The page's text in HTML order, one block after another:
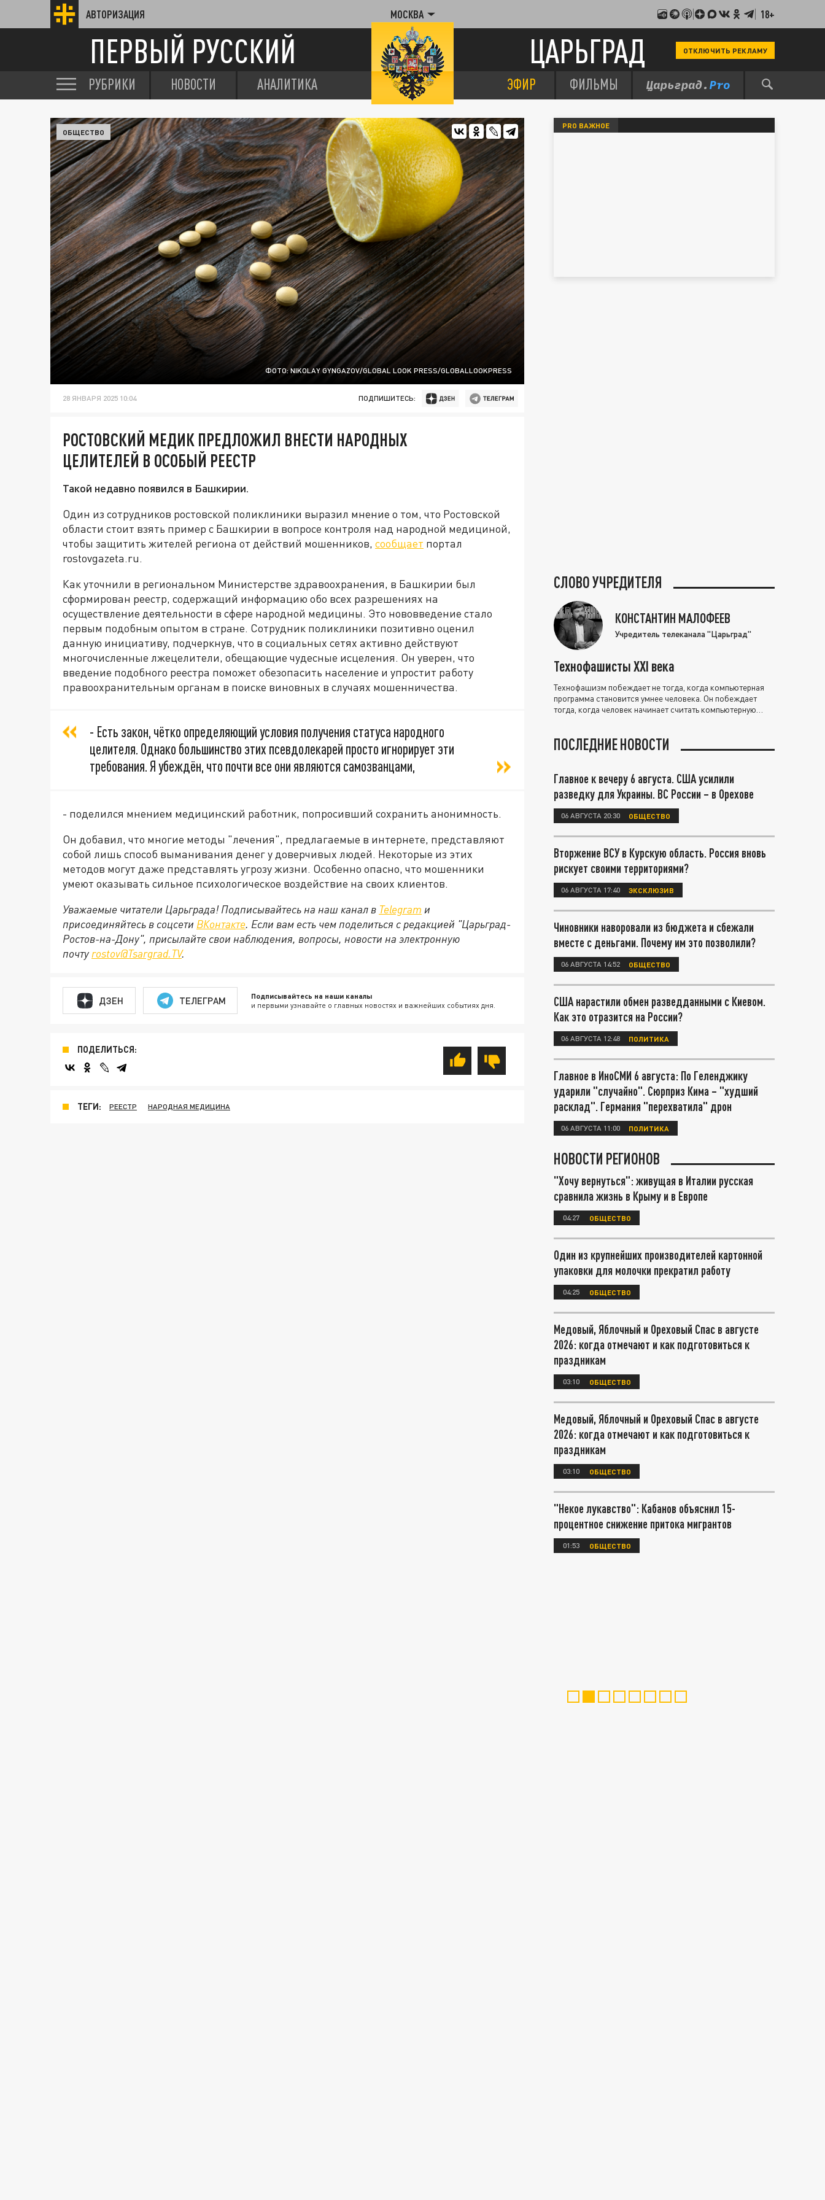
АВТОРИЗАЦИЯ МОСКВА 18+
ПЕРВЫЙ РУССКИЙ ЦАРЬГРАД ОТКЛЮЧИТЬ РЕКЛАМУ
РУБРИКИ НОВОСТИ АНАЛИТИКА ЭФИР ФИЛЬМЫ
ФОТО: NIKOLAY GYNGAZOV/GLOBAL LOOK PRESS/GLOBALLOOKPRESS
ОБЩЕСТВО
28 ЯНВАРЯ 2025 10:04 ПОДПИШИТЕСЬ:
РОСТОВСКИЙ МЕДИК ПРЕДЛОЖИЛ ВНЕСТИ НАРОДНЫХ
ЦЕЛИТЕЛЕЙ В ОСОБЫЙ РЕЕСТР
Такой недавно появился в Башкирии.
Один из сотрудников ростовской поликлиники выразил мнение о том, что Ростовской
области стоит взять пример с Башкирии в вопросе контроля над народной медициной,
чтобы защитить жителей региона от действий мошенников, сообщает портал
rostovgazeta.ru.
Как уточнили в региональном Министерстве здравоохранения, в Башкирии был
сформирован реестр, содержащий информацию обо всех разрешениях на
осуществление деятельности в сфере народной медицины. Это нововведение стало
первым подобным опытом в стране. Сотрудник поликлиники позитивно оценил
данную инициативу, подчеркнув, что в социальных сетях активно действуют
многочисленные лжецелители, обещающие чудесные исцеления. Он уверен, что
введение подобного реестра поможет обезопасить население и упростит работу
правоохранительным органам в поиске виновных в случаях мошенничества.
- Есть закон, чётко определяющий условия получения статуса народного
целителя. Однако большинство этих псевдолекарей просто игнорирует эти
требования. Я убеждён, что почти все они являются самозванцами,
- поделился мнением медицинский работник, попросивший сохранить анонимность.
Он добавил, что многие методы "лечения", предлагаемые в интернете, представляют
собой лишь способ выманивания денег у доверчивых людей. Некоторые из этих
методов могут даже представлять угрозу жизни. Особенно опасно, что мошенники
умеют оказывать сильное психологическое воздействие на своих клиентов.
Уважаемые читатели Царьграда! Подписывайтесь на наш канал в Telegram и
присоединяйтесь в соцсети ВКонтакте. Если вам есть чем поделиться с редакцией "Царьград-
Ростов-на-Дону", присылайте свои наблюдения, вопросы, новости на электронную
почту rostov@Tsargrad.ТV.
ДЗЕН ТЕЛЕГРАМ Подписывайтесь на наши каналы
и первыми узнавайте о главных новостях и важнейших событиях дня.
ПОДЕЛИТЬСЯ:
ТЕГИ: РЕЕСТР НАРОДНАЯ МЕДИЦИНА
PRO ВАЖНОЕ
СЛОВО УЧРЕДИТЕЛЯ
КОНСТАНТИН МАЛОФЕЕВ
Учредитель телеканала "Царьград"
Технофашисты XXI века
Технофашизм побеждает не тогда, когда компьютерная
программа становится умнее человека. Он побеждает
тогда, когда человек начинает считать компьютерную
ПОСЛЕДНИЕ НОВОСТИ
Главное к вечеру 6 августа. США усилили
разведку для Украины. ВС России – в Орехове
06 АВГУСТА 20:30 ОБЩЕСТВО
Вторжение ВСУ в Курскую область. Россия вновь
рискует своими территориями?
06 АВГУСТА 17:40 ЭКСКЛЮЗИВ
Чиновники наворовали из бюджета и сбежали
вместе с деньгами. Почему им это позволили?
06 АВГУСТА 14:52 ОБЩЕСТВО
США нарастили обмен разведданными с Киевом.
Как это отразится на России?
06 АВГУСТА 12:48 ПОЛИТИКА
Главное в ИноСМИ 6 августа: По Геленджику
ударили "случайно". Сюрприз Кима – "худший
расклад". Германия "перехватила" дрон
06 АВГУСТА 11:00 ПОЛИТИКА
НОВОСТИ РЕГИОНОВ
"Хочу вернуться": живущая в Италии русская
сравнила жизнь в Крыму и в Европе
04:27 ОБЩЕСТВО
Один из крупнейших производителей картонной
упаковки для молочки прекратил работу
04:25 ОБЩЕСТВО
Медовый, Яблочный и Ореховый Спас в августе
2026: когда отмечают и как подготовиться к
праздникам
03:10 ОБЩЕСТВО
Медовый, Яблочный и Ореховый Спас в августе
2026: когда отмечают и как подготовиться к
праздникам
03:10 ОБЩЕСТВО
"Некое лукавство": Кабанов объяснил 15-
процентное снижение притока мигрантов
01:53 ОБЩЕСТВО